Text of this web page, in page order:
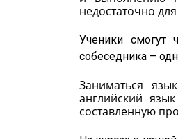
недостаточно
Ученики смогут
собеседника –
Заниматься
английский
составленную